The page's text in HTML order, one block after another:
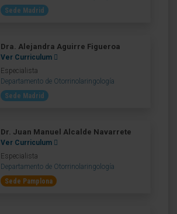
Sede Madrid
Dra. Alejandra Aguirre Figueroa
Ver Curriculum
Especialista
Departamento de Otorrinolaringología
Sede Madrid
Dr. Juan Manuel Alcalde Navarrete
Ver Curriculum
Especialista
Departamento de Otorrinolaringología
Sede Pamplona